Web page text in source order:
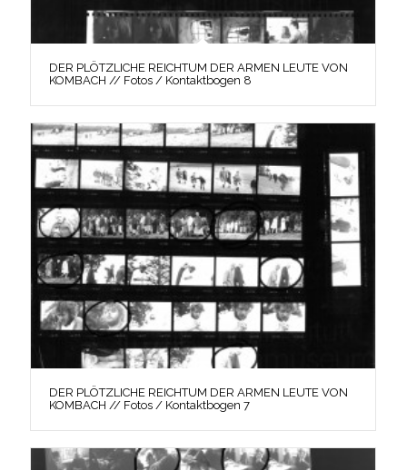
DER PLÖTZLICHE REICHTUM DER ARMEN LEUTE VON
KOMBACH // Fotos / Kontaktbogen 8
DER PLÖTZLICHE REICHTUM DER ARMEN LEUTE VON
KOMBACH // Fotos / Kontaktbogen 7